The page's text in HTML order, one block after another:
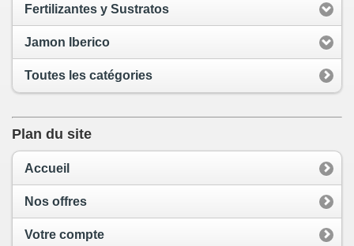
Fertilizantes y Sustratos
Jamon Iberico
Toutes les catégories
Plan du site
Accueil
Nos offres
Votre compte